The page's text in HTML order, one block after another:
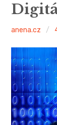
anena.cz